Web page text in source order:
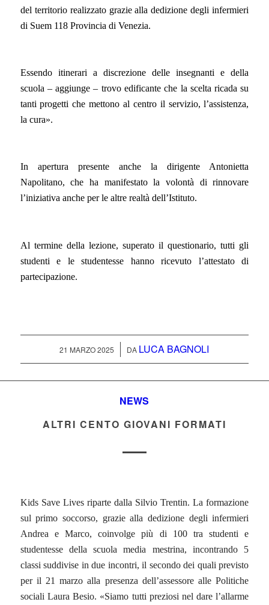
del territorio realizzato grazie alla dedizione degli infermieri
di Suem 118 Provincia di Venezia.
Essendo itinerari a discrezione delle insegnanti e della
scuola – aggiunge – trovo edificante che la scelta ricada su
tanti progetti che mettono al centro il servizio, l’assistenza,
la cura».
In apertura presente anche la dirigente Antonietta
Napolitano,che ha manifestato la volontà di rinnovare
l’iniziativa anche per le altre realtà dell’Istituto.
Al termine della lezione, superato il questionario, tutti gli
studenti e le studentesse hanno ricevuto l’attestato di
partecipazione.
21 MARZO 2025
/ DA LUCA BAGNOLI
NEWS
ALTRI CENTO GIOVANI FORMATI
Kids Save Lives riparte dalla Silvio Trentin. La formazione
sul primo soccorso, grazie alla dedizione degli infermieri
Andrea e Marco, coinvolge più di 100 tra studenti e
studentesse della scuola media mestrina, incontrando 5
classi suddivise in due incontri, il secondo dei quali previsto
per il 21 marzo alla presenza dell’assessore alle Politiche
sociali Laura Besio. «Siamo tutti preziosi nel dare l’allarme